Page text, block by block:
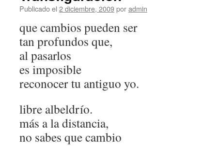
Publicado el 2 diciembre, 2009poradmin
que cambios pueden ser
tan profundos que,
al pasarlos
es imposible
reconocer tu antiguo yo.
libre albeldrío.
más a la distancia,
no sabes que cambio